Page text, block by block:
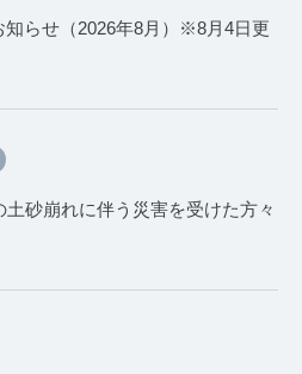
知らせ（2026年8月）※8月4日更
砂崩れに伴う災害を受けた方々